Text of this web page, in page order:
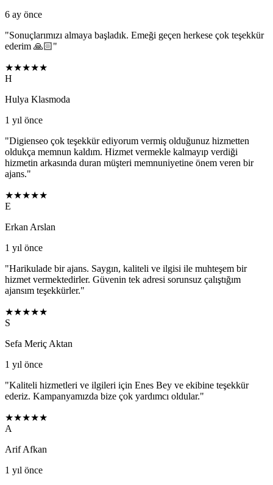
6 ay önce
"Sonuçlarımızı almaya başladık. Emeği geçen herkese çok teşekkür
ederim 🙏🏻"
★★★★★
H
Hulya Klasmoda
1 yıl önce
"Digienseo çok teşekkür ediyorum vermiş olduğunuz hizmetten
oldukça memnun kaldım. Hizmet vermekle kalmayıp verdiği
hizmetin arkasında duran müşteri memnuniyetine önem veren bir
ajans."
★★★★★
E
Erkan Arslan
1 yıl önce
"Harikulade bir ajans. Saygın, kaliteli ve ilgisi ile muhteşem bir
hizmet vermektedirler. Güvenin tek adresi sorunsuz çalıştığım
ajansım teşekkürler."
★★★★★
S
Sefa Meriç Aktan
1 yıl önce
"Kaliteli hizmetleri ve ilgileri için Enes Bey ve ekibine teşekkür
ederiz. Kampanyamızda bize çok yardımcı oldular."
★★★★★
A
Arif Afkan
1 yıl önce